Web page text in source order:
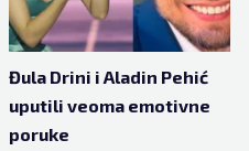
Đula Drini i Aladin Pehić
uputili veoma emotivne
poruke